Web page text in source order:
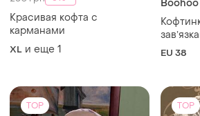
Красивая кофта с
карманами
XL и еще 1
Boohoo
EU 38
TOP TOP